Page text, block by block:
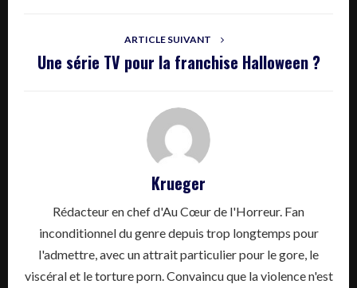
ARTICLE SUIVANT
Une série TV pour la franchise Halloween ?
Krueger
Rédacteur en chef d'Au Cœur de l'Horreur. Fan
inconditionnel du genre depuis trop longtemps pour
l'admettre, avec un attrait particulier pour le gore, le
viscéral et le torture porn. Convaincu que la violence n'est